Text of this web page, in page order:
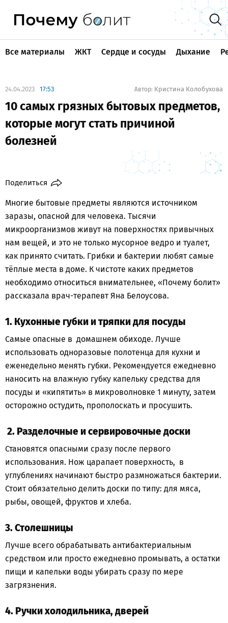
Все материалы ЖКТ Сердце и сосуды Дыхание
24.04.2023 17:53 Автор: Кристина Колобухова
10 самых грязных бытовых предметов,
которые могут стать причиной
болезней
Поделиться
Многие бытовые предметы являются источником
заразы, опасной для человека. Тысячи
микроорганизмов живут на поверхностях привычных
нам вещей, и это не только мусорное ведро и туалет,
как принято считать. Грибки и бактерии любят самые
тёплые места в доме. К чистоте каких предметов
необходимо относиться внимательнее, «Почему болит»
рассказала врач-терапевт Яна Белоусова.
1. Кухонные губки и тряпки для посуды
Самые опасные в домашнем обиходе. Лучше
использовать одноразовые полотенца для кухни и
еженедельно менять губки. Рекомендуется ежедневно
наносить на влажную губку капельку средства для
посуды и «кипятить» в микроволновке 1 минуту, затем
осторожно остудить, прополоскать и просушить.
2. Разделочные и сервировочные доски
Становятся опасными сразу после первого
использования. Нож царапает поверхность, в
углублениях начинают быстро размножаться бактерии.
Стоит обязательно делить доски по типу: для мяса,
рыбы, овощей, фруктов и хлеба.
3. Столешницы
Лучше всего обрабатывать антибактериальным
средством или просто ежедневно промывать, а остатки
пищи и капельки воды убирать сразу по мере
загрязнения.
4. Ручки холодильника, дверей